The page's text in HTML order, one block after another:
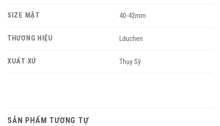
SIZE MẶT 40-42mm
THƯƠNG HIỆU Lduchen
XUẤT XỨ Thụy Sỹ
SẢN PHẨM TƯƠNG TỰ